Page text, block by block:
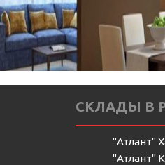
СКЛАДЫ В
"Атлант"
"Атлант"